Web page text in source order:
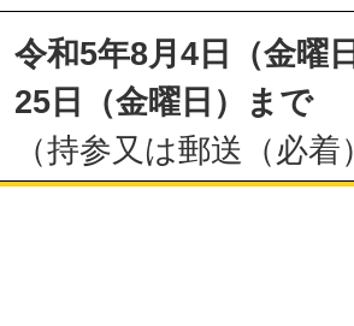
令和5年8月4日（金曜
25日（金曜日）まで
（持参又は郵送（必着